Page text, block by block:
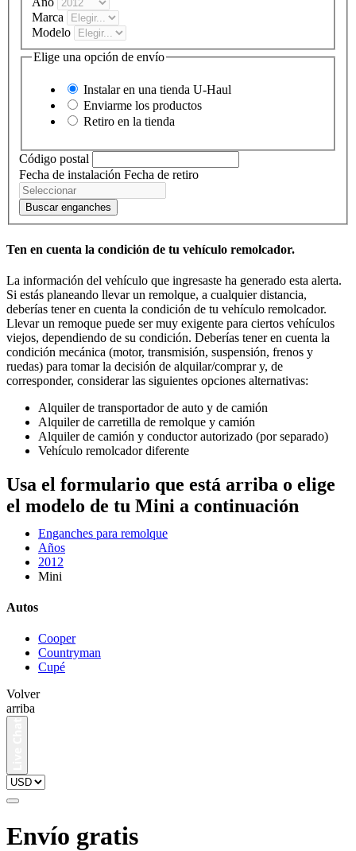
Marca
Modelo
Elige una opción de envío
Instalar en una tienda U-Haul
Enviarme los productos
Retiro en la tienda
Código postal
Fecha de instalación Fecha de retiro
Buscar enganches
Ten en cuenta la condición de tu vehículo remolcador.
La información del vehículo que ingresaste ha generado esta alerta.
Si estás planeando llevar un remolque, a cualquier distancia,
deberías tener en cuenta la condición de tu vehículo remolcador.
Llevar un remoque puede ser muy exigente para ciertos vehículos
viejos, dependiendo de su condición. Deberías tener en cuenta la
condición mecánica (motor, transmisión, suspensión, frenos y
ruedas) para tomar la decisión de alquilar/comprar y, de
corresponder, considerar las siguientes opciones alternativas:
Alquiler de transportador de auto y de camión
Alquiler de carretilla de remolque y camión
Alquiler de camión y conductor autorizado (por separado)
Vehículo remolcador diferente
Usa el formulario que está arriba o elige
el modelo de tu Mini a continuación
Enganches para remolque
Años
2012
Mini
Autos
Cooper
Countryman
Cupé
Volver
arriba
Envío gratis